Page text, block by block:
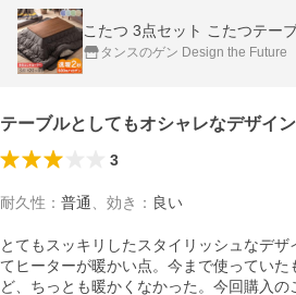
こたつ 3点セット こたつテー
タンスのゲン Design the Future
テーブルとしてもオシャレなデザイン
3
耐久性 ： 普通 効き ： 良い
とてもスッキリしたスタイリッシュなデ
てヒーターが暖かい点。今まで使ってい
ど、ちっとも暖かくなかった。今回購入